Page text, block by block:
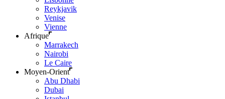
Reykjavik
Venise
Vienne
Afrique
Marrakech
Nairobi
Le Caire
Moyen-Orient
Abu Dhabi
Dubai